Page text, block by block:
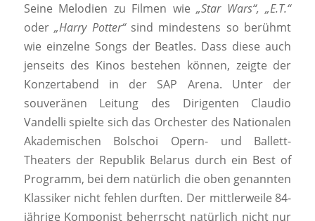
Seine Melodien zu Filmen wie„Star Wars“, „E.T.“
oder„Harry Potter“sind mindestens so berühmt
wie einzelne Songs der Beatles. Dass diese auch
jenseits des Kinos bestehen können, zeigte der
Konzertabend in der SAP Arena. Unter der
souveränen Leitung des Dirigenten Claudio
Vandelli spielte sich das Orchester des Nationalen
Akademischen Bolschoi Opern- und Ballett-
Theaters der Republik Belarus durch ein Best of
Programm, bei dem natürlich die oben genannten
Klassiker nicht fehlen durften. Der mittlerweile 84-
jährige Komponist beherrscht natürlich nicht nur